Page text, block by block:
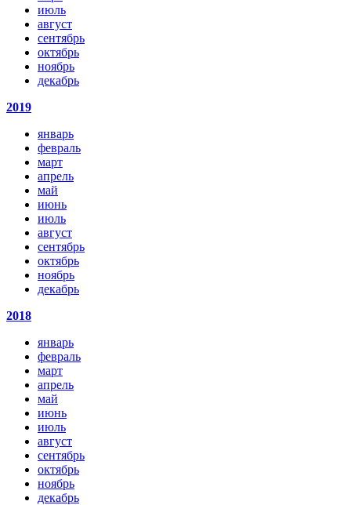
июль
август
сентябрь
октябрь
ноябрь
декабрь
2019
январь
февраль
март
апрель
май
июнь
июль
август
сентябрь
октябрь
ноябрь
декабрь
2018
январь
февраль
март
апрель
май
июнь
июль
август
сентябрь
октябрь
ноябрь
декабрь